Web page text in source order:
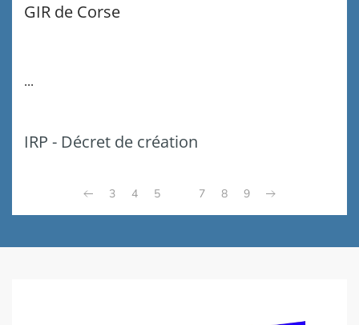
GIR de Corse
...
IRP - Décret de création
3 4 5 7 8 9